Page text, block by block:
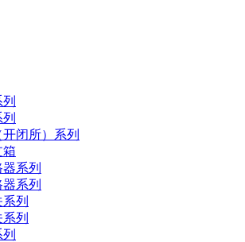
闭所）系列
箱
系列
系列
列
列